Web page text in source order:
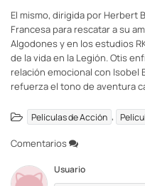
El mismo, dirigida por Herbert
Francesa para rescatar a su
Algodones y en los estudios
de la vida en la Legión. Otis
relación emocional con Isobel
refuerza el tono de aventura
Películas de Acción ,
Comentarios
Usuario